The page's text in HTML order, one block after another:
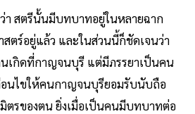
า สตรีนั้นมีบทบาทอยู่ในหลายฉาก
ตร์อยู่แล้ว และในส่วนนี้ก็ชัดเจนว่า
เกิดที่กาญจนบุรี แต่มีภรรยาเป็นคน
นไขให้คนกาญจนบุรียอมรับนับถือ
รของตน ยิ่งเมื่อเป็นคนมีบทบาทต่อ